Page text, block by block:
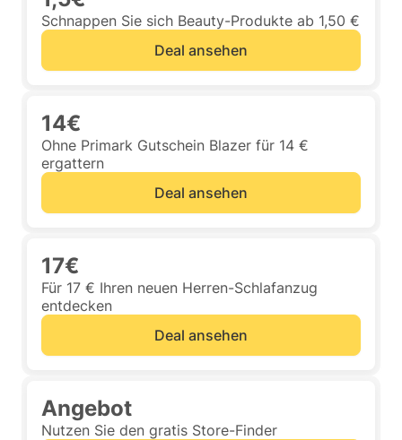
Schnappen Sie sich Beauty-Produkte ab 1,50 €
Deal ansehen
14€
Ohne Primark Gutschein Blazer für 14 €
ergattern
Deal ansehen
17€
Für 17 € Ihren neuen Herren-Schlafanzug
entdecken
Deal ansehen
Angebot
Nutzen Sie den gratis Store-Finder